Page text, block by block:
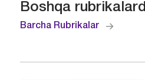
Boshqa
Barcha Rubrikalar